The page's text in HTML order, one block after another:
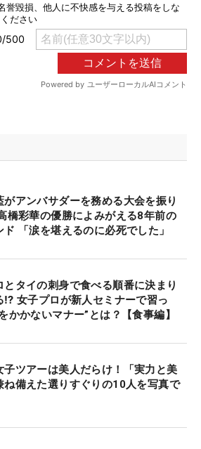
がアンバサダーを務める大会を振り
橋彩華の優勝によみがえる8年前の
ド 「涙を堪えるのに必死でした」
とタイの刺身で食べる順番に決まり
⁉ 女子プロが新人セミナーで習っ
かかないマナー”とは？【食事編】
子ツアーは美人だらけ！「実力と美
ね備えた選りすぐりの10人を写真で